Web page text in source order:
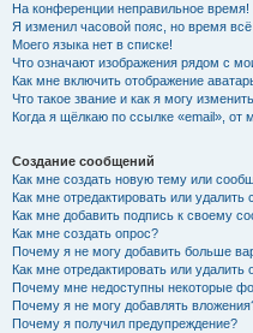
На конференции неправильное время!
Я изменил часовой пояс, но время
Моего языка нет в списке!
Что означают изображения рядом с
Как мне включить отображение
Что такое звание и как я могу
Когда я щёлкаю по ссылке «email», от
Создание сообщений
Как мне создать новую тему или
Как мне отредактировать или удалить
Как мне добавить подпись к своему
Как мне создать опрос?
Почему я не могу добавить больше
Как мне отредактировать или удалить
Почему мне недоступны некоторые
Почему я не могу добавлять
Почему я получил предупреждение?